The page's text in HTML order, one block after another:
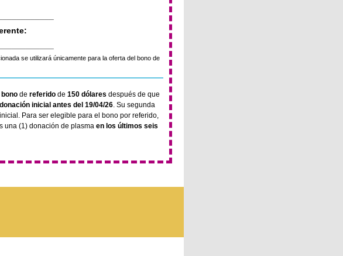
se utilizará únicamente para la oferta del bono de
bono de referido de 150 dólares después de que
donación inicial antes del 19/04/26. Su segunda
Para ser elegible para el bono por referido,
una (1) donación de plasma en los últimos seis